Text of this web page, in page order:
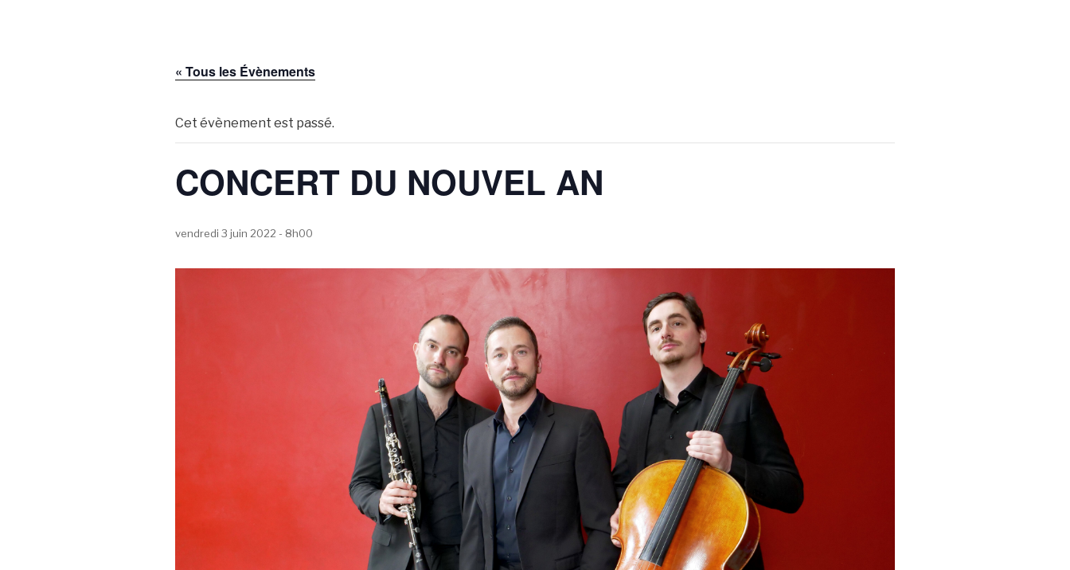
« Tous les Évènements
Cet évènement est passé.
CONCERT DU NOUVEL AN
vendredi 3 juin 2022 - 8h00